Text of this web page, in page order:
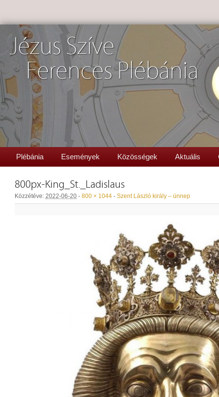
Jézus Szíve
Ferences Plébánia
Plébánia Események Közösségek Aktuális
800px-King_St._Ladislaus
Közzétéve: 2022-06-20 - 800 × 1044 - Szent László király – ünnep